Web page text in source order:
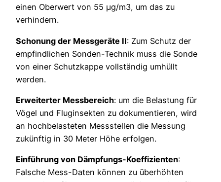
einen Oberwert von 55 µg/m3, um das zu
verhindern.
Schonung der Messgeräte II: Zum Schutz der
empfindlichen Sonden-Technik muss die Sonde
von einer Schutzkappe vollständig umhüllt
werden.
Erweiterter Messbereich: um die Belastung für
Vögel und Fluginsekten zu dokumentieren, wird
an hochbelasteten Messstellen die Messung
zukünftig in 30 Meter Höhe erfolgen.
Einführung von Dämpfungs-Koeffizienten:
Falsche Mess-Daten können zu überhöhten